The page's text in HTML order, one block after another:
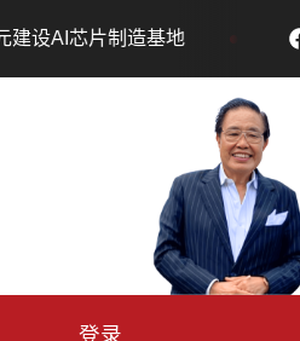
• 吃對了更年輕：花青素如
登录